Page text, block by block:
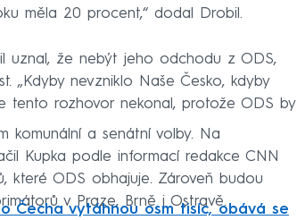
měla 20 procent,“ dodal Drobil.
uznal, že nebýt jeho odchodu z ODS,
„Kdyby nevzniklo Naše Česko, kdyby
tento rozhovor nekonal, protože ODS by
komunální a senátní volby. Na
Kupka podle informací redakce CNN
které ODS obhajuje. Zároveň budou
v Praze, Brně i Ostravě.
Čecha vytáhnou osm tisíc, obává se